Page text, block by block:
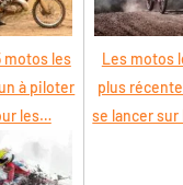
motos les
à piloter
les…
Les motos
plus
se lancer